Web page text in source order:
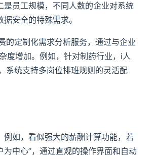
员工规模，不同人数的企业对系统
安全的特殊需求。
的定制化需求分析服务，通过与企业
度增加。例如，针对制药行业，i人
系统支持多岗位排班规则的灵活配
如，看似强大的薪酬计算功能，若
中心”，通过直观的操作界面和自动